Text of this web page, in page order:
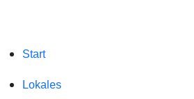
Start
Lokales